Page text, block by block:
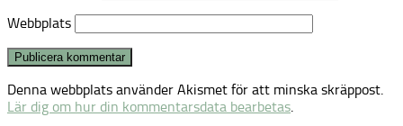
Webbplats
Denna webbplats använder Akismet för att minska skräppost.
Lär dig om hur din kommentarsdata bearbetas.